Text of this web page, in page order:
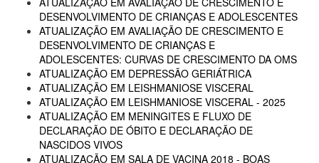
DESENVOLVIMENTO DE CRIANÇAS E ADOLESCENTES
ATUALIZAÇÃO EM AVALIAÇÃO DE CRESCIMENTO E
DESENVOLVIMENTO DE CRIANÇAS E
ADOLESCENTES: CURVAS DE CRESCIMENTO DA OMS
ATUALIZAÇÃO EM DEPRESSÃO GERIÁTRICA
ATUALIZAÇÃO EM LEISHMANIOSE VISCERAL
ATUALIZAÇÃO EM LEISHMANIOSE VISCERAL - 2025
ATUALIZAÇÃO EM MENINGITES E FLUXO DE
DECLARAÇÃO DE ÓBITO E DECLARAÇÃO DE
NASCIDOS VIVOS
ATUALIZAÇÃO EM SALA DE VACINA 2018 - BOAS